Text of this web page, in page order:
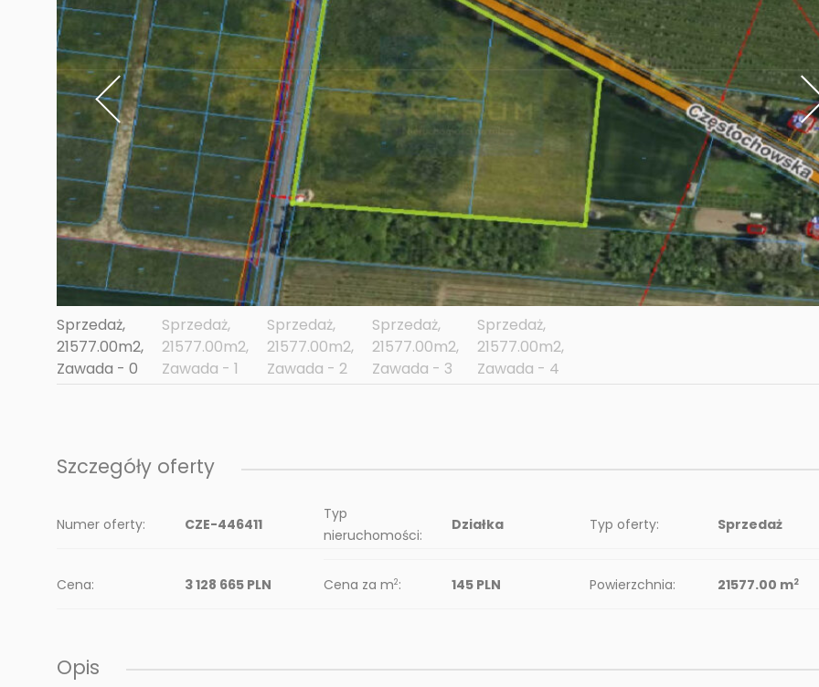
Szczegóły oferty
Numer oferty: CZE-446411
Typ
nieruchomości:
Działka Typ oferty: Sprzedaż
Cena: 3 128 665 PLN Cena za m2: 145 PLN Powierzchnia: 21577.00 m2
Opis